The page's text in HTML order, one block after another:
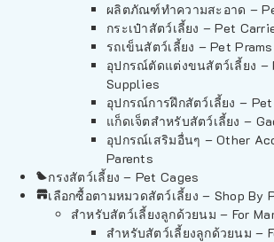
ผลิตภัณฑ์ทำความสะอาด –
กระเป๋าสัตว์เลี้ยง – Pet
รถเข็นสัตว์เลี้ยง – Pet Prams
อุปกรณ์ตัดแต่งขนสัตว์เลี้ยง –
Supplies
อุปกรณ์การฝึกสัตว์เลี้ยง –
แก็ดเจ็ตสำหรับสัตว์เลี้ยง –
อุปกรณ์เสริมอื่นๆ – Other
Parents
กรงสัตว์เลี้ยง – Pet Cages
เลือกซื้อตามหมวดสัตว์เลี้ยง – Shop By
สำหรับสัตว์เลี้ยงลูกด้วยนม – For
สำหรับสัตว์เลี้ยงลูกด้วยนม –